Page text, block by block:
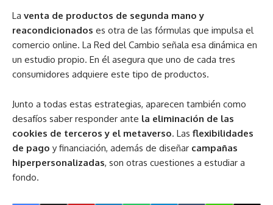
La venta de productos de segunda mano y
reacondicionados es otra de las fórmulas que impulsa el
comercio online. La Red del Cambio señala esa dinámica en
un estudio propio. En él asegura que uno de cada tres
consumidores adquiere este tipo de productos.
Junto a todas estas estrategias, aparecen también como
desafíos saber responder ante la eliminación de las
cookies de terceros y el metaverso. Las flexibilidades
de pago y financiación, además de diseñar campañas
hiperpersonalizadas, son otras cuestiones a estudiar a
fondo.